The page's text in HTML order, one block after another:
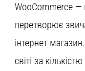
WooCommerce —
перетворює
інтернет-
світі за